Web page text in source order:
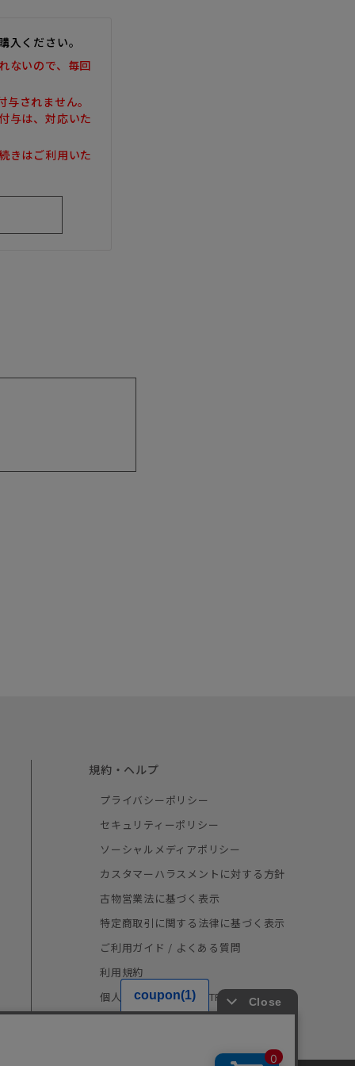
入ください。
ないので、毎回
されません。
与は、対応いた
きはご利用いた
規約・ヘルプ
プライバシーポリシー
セキュリティーポリシー
ソーシャルメディアポリシー
カスタマーハラスメントに対する方針
古物営業法に基づく表示
特定商取引に関する法律に基づく表示
ご利用ガイド / よくある質問
利用規約
個人情報の取り扱い（TRUSTe）